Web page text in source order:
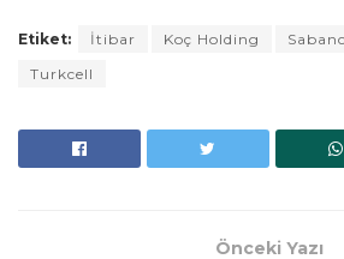
Etiket: İtibar Koç Holding
Turkcell
Önceki Yazı